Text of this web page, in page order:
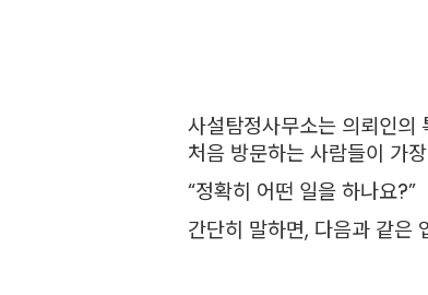
사설탐정사무소는 의뢰인의
처음 방문하는 사람들이 가
“정확히 어떤 일을 하나요?”
간단히 말하면, 다음과 같은